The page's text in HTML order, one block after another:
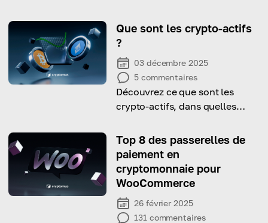
Que sont les crypto-actifs
?
03 décembre 2025
5 commentaires
Découvrez ce que sont les
crypto-actifs, dans quelles
comment ils sont réglementés.
Top 8 des passerelles de
paiement en
cryptomonnaie pour
WooCommerce
26 février 2025
131 commentaires